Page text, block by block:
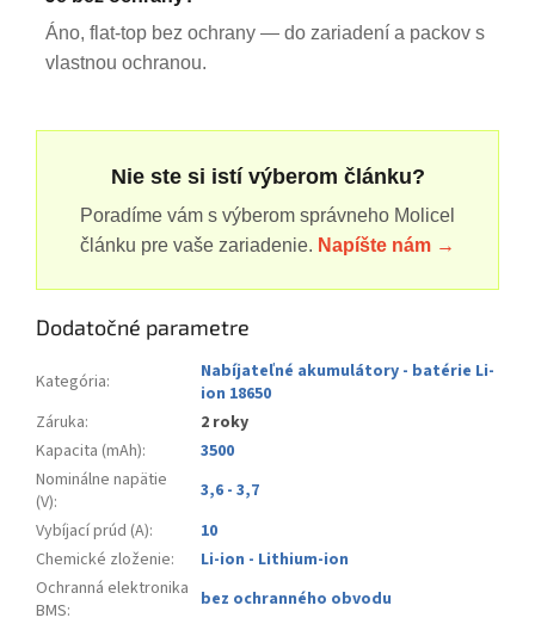
Áno, flat-top bez ochrany — do zariadení a packov s
vlastnou ochranou.
Nie ste si istí výberom článku?
Poradíme vám s výberom správneho Molicel
článku pre vaše zariadenie. Napíšte nám →
Dodatočné parametre
Kategória:
Nabíjateľné akumulátory - batérie Li-
ion 18650
Záruka:
2 roky
Kapacita (mAh):
3500
Nominálne napätie
(V):
3,6 - 3,7
Vybíjací prúd (A):
10
Chemické zloženie:
Li-ion - Lithium-ion
Ochranná elektronika
BMS:
bez ochranného obvodu